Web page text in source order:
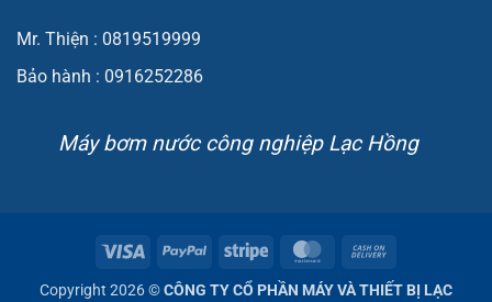
Mr. Thiện : 0819519999
Bảo hành : 0916252286
Máy bơm nước công nghiệp Lạc Hồng
Visa PayPal Stripe MasterCard
Copyright 2026 ©CÔNG TY CỔ PHẦN MÁY VÀ THIẾT BỊ LẠC